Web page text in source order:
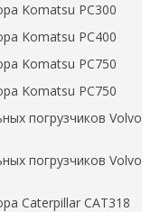
Komatsu PC300
Komatsu PC400
Komatsu PC750
Komatsu PC750
погрузчиков Volvo
погрузчиков Volvo
Caterpillar CAT318